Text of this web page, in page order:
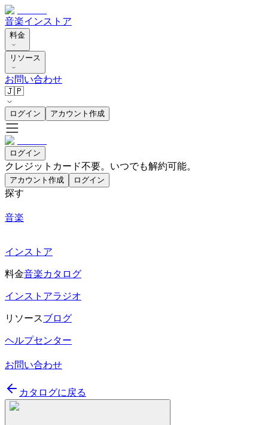
音楽インストア
料金
リソース
お問い合わせ
🇯🇵
ログイン アカウント作成
ログイン
クレジットカード不要。いつでも解約可能。
アカウント作成 ログイン
探す
音楽
インストア
料金音楽カタログ
インストアラジオ
リソースブログ
ヘルプセンター
お問い合わせ
カタログに戻る